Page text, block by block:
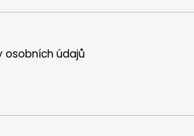
osobních údajů